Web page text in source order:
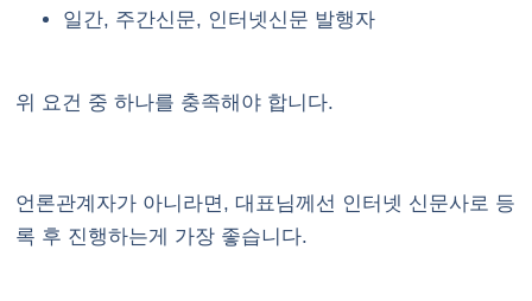
일간, 주간신문, 인터넷신문 발행자
위 요건 중 하나를 충족해야 합니다.
언론관계자가 아니라면, 대표님께선 인터넷 신문사로 등
록 후 진행하는게 가장 좋습니다.